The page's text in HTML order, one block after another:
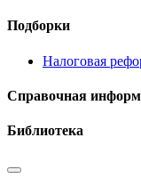
Подборки
Налоговая
Справочная
Библиотека